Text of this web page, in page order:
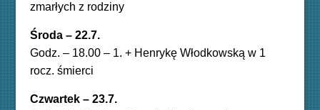
zmarłych z rodziny
Środa – 22.7.
Godz. – 18.00 – 1. + Henrykę Włodkowską w 1
rocz. śmierci
Czwartek – 23.7.